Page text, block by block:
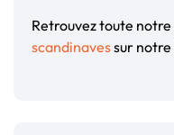
Retrouvez toute
scandinavessur notre